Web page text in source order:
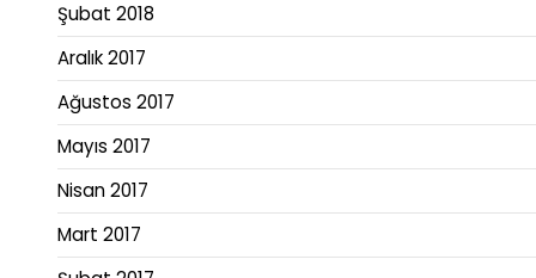
Şubat 2018
Aralık 2017
Ağustos 2017
Mayıs 2017
Nisan 2017
Mart 2017